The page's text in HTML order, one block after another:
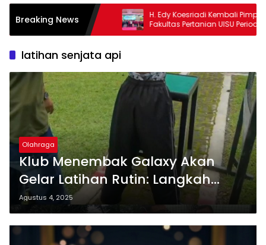
Breaking NewsH. Edy Koesriadi Kembali Pimpin IKA
Fakultas Pertanian UISU Periode 2026-
2031
dan
latihan senjata api
Olahraga
‎Klub Menembak Galaxy Akan
Gelar Latihan Rutin: Langkah
Serius Ciptakan Juara Masa
Agustus 4, 2025